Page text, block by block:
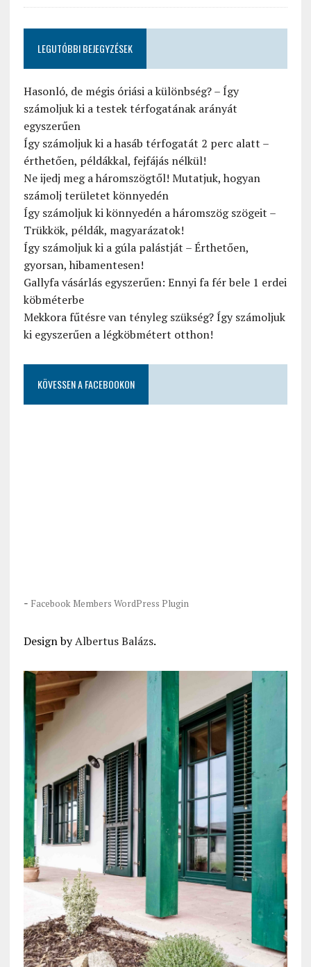
LEGUTÓBBI BEJEGYZÉSEK
Hasonló, de mégis óriási a különbség? – Így
számoljuk ki a testek térfogatának arányát
egyszerűen
Így számoljuk ki a hasáb térfogatát 2 perc alatt –
érthetően, példákkal, fejfájás nélkül!
Ne ijedj meg a háromszögtől! Mutatjuk, hogyan
számolj területet könnyedén
Így számoljuk ki könnyedén a háromszög szögeit –
Trükkök, példák, magyarázatok!
Így számoljuk ki a gúla palástját – Érthetően,
gyorsan, hibamentesen!
Gallyfa vásárlás egyszerűen: Ennyi fa fér bele 1 erdei
köbméterbe
Mekkora fűtésre van tényleg szükség? Így számoljuk
ki egyszerűen a légköbmétert otthon!
KÖVESSEN A FACEBOOKON
- Facebook Members WordPress Plugin
Design byAlbertus Balázs.